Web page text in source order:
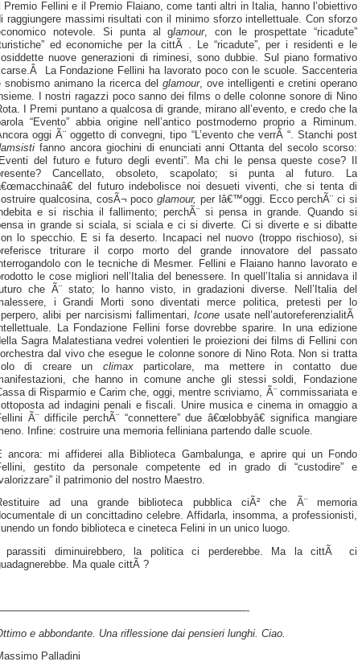
Il Premio Fellini e il Premio Flaiano, come tanti altri in Italia, hanno l’obiettivo
raggiungere massimi risultati con il minimo sforzo intellettuale. Con sforzo
notevole. Si punta al glamour, con le prospettate “ricadute”
ed economiche per la cittÃ . Le “ricadute”, per i residenti e le
nuove generazioni di riminesi, sono dubbie. Sul piano formativo
La Fondazione Fellini ha lavorato poco con le scuole. Saccenteria
snobismo animano la ricerca del glamour, ove intelligenti e cretini operano
I nostri ragazzi poco sanno dei films o delle colonne sonore di Nino
I Premi puntano a qualcosa di grande, mirano all’evento, e credo che la
“Evento” abbia origine nell’antico postmoderno proprio a Riminum.
oggi Ã¨ oggetto di convegni, tipo “L’evento che verrÃ “. Stanchi post
fanno ancora giochini di enunciati anni Ottanta del secolo scorso:
del futuro e futuro degli eventi”. Ma chi le pensa queste cose? Il
Cancellato, obsoleto, scapolato; si punta al futuro. La
del futuro indebolisce noi desueti viventi, che si tenta di
qualcosina, cosÃ¬ poco glamour,per lâ€™oggi. Ecco perchÃ¨ ci si
e si rischia il fallimento; perchÃ¨ si pensa in grande. Quando si
in grande si sciala, si sciala e ci si diverte. Ci si diverte e si dibatte
lo specchio. E si fa deserto. Incapaci nel nuovo (troppo rischioso), si
triturare il corpo morto del grande innovatore del passato
con le tecniche di Mesmer. Fellini e Flaiano hanno lavorato e
le cose migliori nell’Italia del benessere. In quell’Italia si annidava il
che Ã¨ stato; lo hanno visto, in gradazioni diverse. Nell’Italia del
i Grandi Morti sono diventati merce politica, pretesti per lo
alibi per narcisismi fallimentari,Icone usate nell’autoreferenzialitÃ
La Fondazione Fellini forse dovrebbe sparire. In una edizione
Sagra Malatestiana vedrei volentieri le proiezioni dei films di Fellini con
dal vivo che esegue le colonne sonore di Nino Rota. Non si tratta
di creare un climaxparticolare, ma mettere in contatto due
che hanno in comune anche gli stessi soldi, Fondazione
di Risparmio e Carim che, oggi, mentre scriviamo, Ã¨ commissariata e
ad indagini penali e fiscali. Unire musica e cinema in omaggio a
Ã¨ difficile perchÃ¨ “connettere” due â€œlobbyâ€ significa mangiare
Infine: costruire una memoria felliniana partendo dalle scuole.
ancora: mi affiderei alla Biblioteca Gambalunga, e aprire qui un Fondo
gestito da personale competente ed in grado di “custodire” e
il patrimonio del nostro Maestro.
ad una grande biblioteca pubblica ciÃ² che Ã¨ memoria
di un concittadino celebre. Affidarla, insomma, a professionisti,
un fondo biblioteca e cineteca Felini in un unico luogo.
I parassiti diminuirebbero, la politica ci perderebbe. Ma la cittÃ ci
Ma quale cittÃ ?
e abbondante. Una riflessione dai pensieri lunghi. Ciao.
Palladini